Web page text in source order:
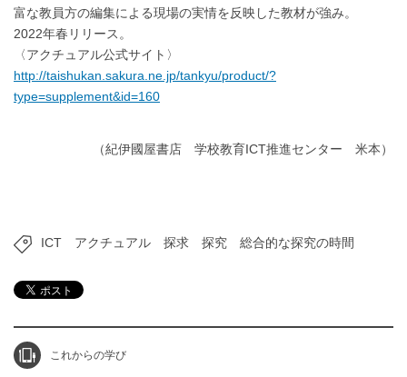
富な教員方の編集による現場の実情を反映した教材が強み。
2022年春リリース。
〈アクチュアル公式サイト〉
http://taishukan.sakura.ne.jp/tankyu/product/?
type=supplement&id=160
（紀伊國屋書店 学校教育ICT推進センター 米本）
ICT アクチュアル 探求 探究 総合的な探究の時間
これからの学び